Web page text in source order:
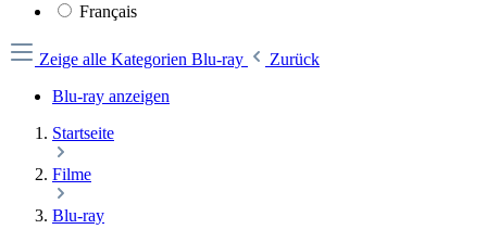
Français
Zeige alle Kategorien Blu-ray
Zurück
Blu-ray anzeigen
Startseite
Filme
Blu-ray